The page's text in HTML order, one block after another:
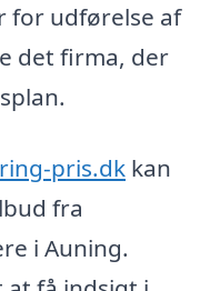
for udførelse af
det firma, der
pris.dk kan
fra
i Auning.